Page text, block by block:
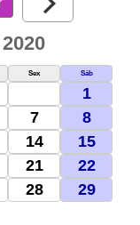
2020
Sex Sáb
1
7
8
14
15
21
22
28 29